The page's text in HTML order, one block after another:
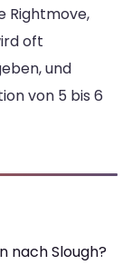
Rightmove,
oft
und
von 5 bis 6
nach Slough?